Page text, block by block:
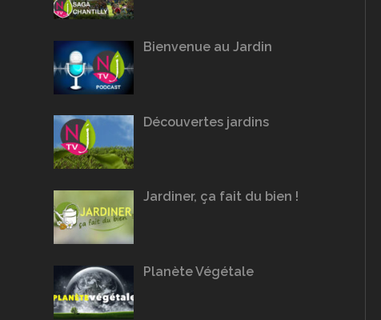
Bienvenue au Jardin
Découvertes jardins
Jardiner, ça fait du bien !
Planète Végétale